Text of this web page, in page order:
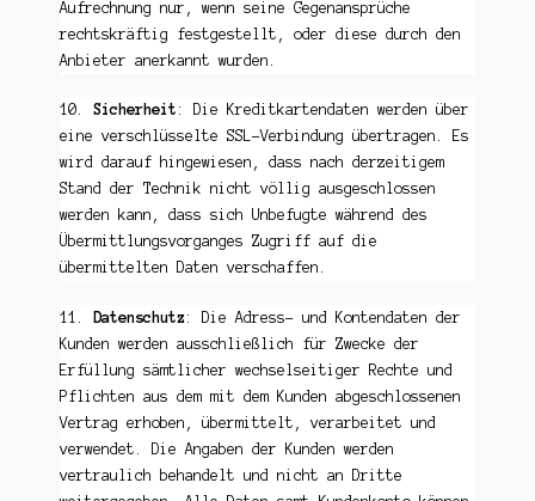
Aufrechnung nur, wenn seine Gegenansprüche
rechtskräftig festgestellt, oder diese durch den
Anbieter anerkannt wurden.
10. Sicherheit : Die Kreditkartendaten werden über
eine verschlüsselte SSL-Verbindung übertragen. Es
wird darauf hingewiesen, dass nach derzeitigem
Stand der Technik nicht völlig ausgeschlossen
werden kann, dass sich Unbefugte während des
Übermittlungsvorganges Zugriff auf die
übermittelten Daten verschaffen.
11. Datenschutz: Die Adress- und Kontendaten der
Kunden werden ausschließlich für Zwecke der
Erfüllung sämtlicher wechselseitiger Rechte und
Pflichten aus dem mit dem Kunden abgeschlossenen
Vertrag erhoben, übermittelt, verarbeitet und
verwendet. Die Angaben der Kunden werden
vertraulich behandelt und nicht an Dritte